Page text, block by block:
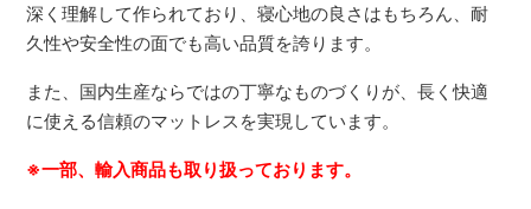
深く理解して作られており、寝心地の良さはもちろん、耐
久性や安全性の面でも高い品質を誇ります。
また、国内生産ならではの丁寧なものづくりが、長く快適
に使える信頼のマットレスを実現しています。
※一部、輸入商品も取り扱っております。